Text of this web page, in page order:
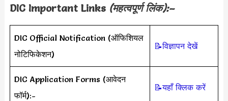
DIC Important Links (महत्वपूर्ण लिंक):–
DIC Official Notification (ऑफिशियल
नोटिफिकेशन)
📝विज्ञापन देखें
DIC Application Forms (आवेदन
फॉर्म):-
📝यहाँ क्लिक करें